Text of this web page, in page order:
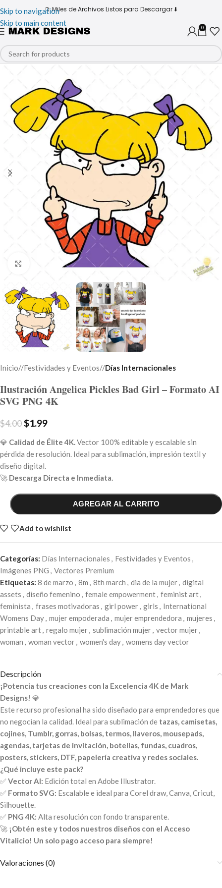
Skip to navigation
Skip to main content
📁 Miles de Archivos Listos para Descargar ⬇️
0
Click to enlarge
Inicio/ Festividades y Eventos/ Días Internacionales
Ilustración Angelica Pickles Bad Girl – Formato AI
SVG PNG 4K
$4.00$1.99
💎 Calidad de Élite 4K.Vector 100% editable y escalable sin
pérdida de resolución. Ideal para sublimación, impresión textil y
diseño digital.
🚀 Descarga Directa e Inmediata.
AGREGAR AL CARRITO
Add to wishlist
Categorías: Días Internacionales , Festividades y Eventos ,
Imágenes PNG , Vectores Premium
Etiquetas: 8 de marzo , 8m , 8th march , dia de la mujer, digital
assets , diseño femenino , female empowerment, feminist art,
feminista , frases motivadoras , girl power, girls , International
Womens Day, mujer empoderada , mujer emprendedora , mujeres ,
printable art, regalo mujer, sublimación mujer, vector mujer,
woman , woman vector, women's day, womens day vector
Descripción
¡Potencia tus creaciones con la Excelencia 4K de Mark
Designs! 💎
Este recurso profesional ha sido diseñado para emprendedores que
no negocian la calidad. Ideal para sublimación de tazas, camisetas,
cojines, Tumblr, gorras, bolsas, termos, llaveros, mousepads,
agendas, tarjetas de invitación, botellas, fundas, cuadros,
posters, stickers, DTF, papelería creativa y redes sociales.
¿Qué incluye este pack?
✅Vector AI: Edición total en Adobe Illustrator.
✅ Formato SVG: Escalable e ideal para Corel draw, Canva, Cricut,
Silhouette.
✅ PNG 4K: Alta resolución con fondo transparente.
🚀 ¡Obtén este y todos nuestros diseños con el Acceso
Vitalicio! Un solo pago acceso para siempre!
Valoraciones (0)